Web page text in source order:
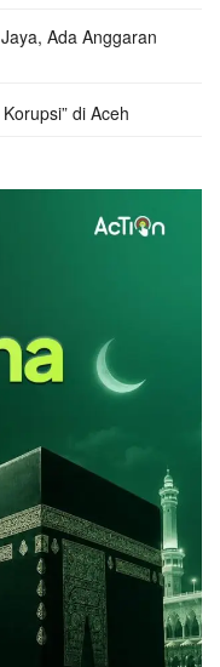
Ada Anggaran
di Aceh